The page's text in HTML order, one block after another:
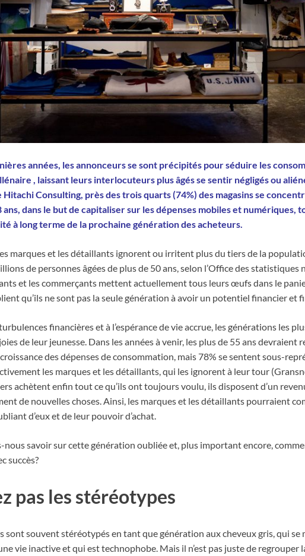
années, les annonceurs se sont précipités pour séduire les
, laissant leurs interlocuteurs plus âgés se sentir négligés ou
Consulting, près des trois quarts (74%) des magasins se
ans, dans le but de capitaliser sur les dépenses mobiles et numériques,
à long terme de la prochaine génération des acheteurs.
marques et les détaillants ignorent ou irritent plus du tiers de la
de personnes âgées de plus de 50 ans, selon l’Office des statistiques
et les commerçants mettent actuellement tous leurs œufs dans le
qu’ils ne sont pas la seule génération à avoir un potentiel financier et
financières et à l’espérance de vie accrue, les générations les
de leur jeunesse. Dans les années à venir, les plus de 55 ans devraient
croissance des dépenses de consommation, mais 78% se sentent sous-
les marques et les détaillants, qui les ignorent à leur tour
achètent enfin tout ce qu’ils ont toujours voulu, ils disposent d’un
de nouvelles choses. Ainsi, les marques et les détaillants pourraient
d’eux et de leur pouvoir d’achat.
nous savoir sur cette génération oubliée et, plus important encore,
succès?
pas les stéréotypes
sont souvent stéréotypés en tant que génération aux cheveux gris, qui se
vie inactive et qui est technophobe. Mais il n’est pas juste de regrouper